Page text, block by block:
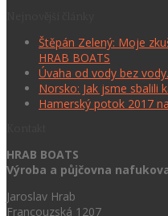
Štěpán Zelený: Moje
HRAB BOATS
Úvaha od vody bez
Norsko: Jak jsme sbalili
Hamerský potok 2017
HRAB BOATS
Výroba a půjčovna
Jaroslav Hrab
Francouzská 1207